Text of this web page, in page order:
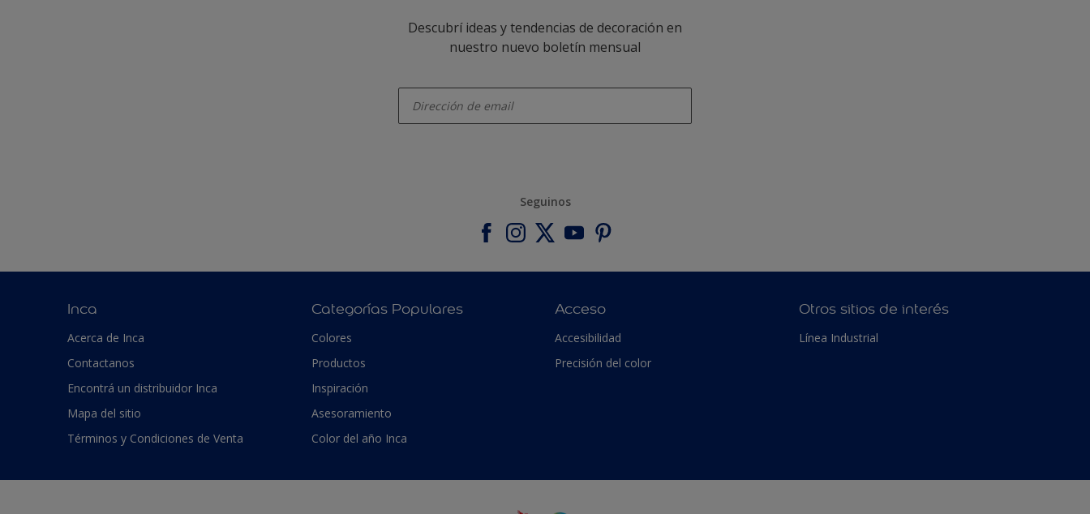
Descubrí ideas y tendencias de decoración en
nuestro nuevo boletín mensual
Seguinos
Inca
Acerca de Inca
Contactanos
Encontrá un distribuidor Inca
Mapa del sitio
Términos y Condiciones de Venta
Categorías Populares
Colores
Productos
Inspiración
Asesoramiento
Color del año Inca
Acceso
Accesibilidad
Precisión del color
Otros sitios de interés
Línea Industrial